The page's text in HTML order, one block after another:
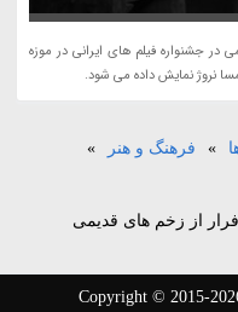
در جشنواره فیلم های ایرانی در موزه
نروژ نمایش داده می شود.
» فرهنگ و هنر
»
از زخم های قدیمی
Copyright © 2015-